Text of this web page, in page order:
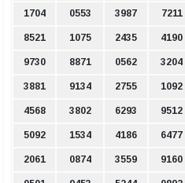
1704 0553 3987 7211
8521 1075 2435 4190
9730 8871 0562 3204
3881 9134 2755 1092
4568 3802 6293 9512
5092 1534 4186 6477
2061 0874 3559 9160